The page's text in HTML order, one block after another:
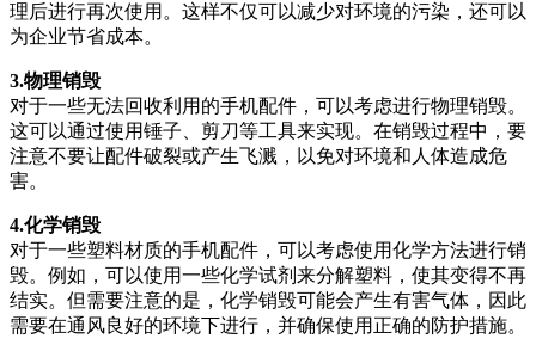
理后进行再次使用。这样不仅可以减少对环境的污染，还可以
为企业节省成本。
3.物理销毁
对于一些无法回收利用的手机配件，可以考虑进行物理销毁。
这可以通过使用锤子、剪刀等工具来实现。在销毁过程中，要
注意不要让配件破裂或产生飞溅，以免对环境和人体造成危
害。
4.化学销毁
对于一些塑料材质的手机配件，可以考虑使用化学方法进行销
毁。例如，可以使用一些化学试剂来分解塑料，使其变得不再
结实。但需要注意的是，化学销毁可能会产生有害气体，因此
需要在通风良好的环境下进行，并确保使用正确的防护措施。